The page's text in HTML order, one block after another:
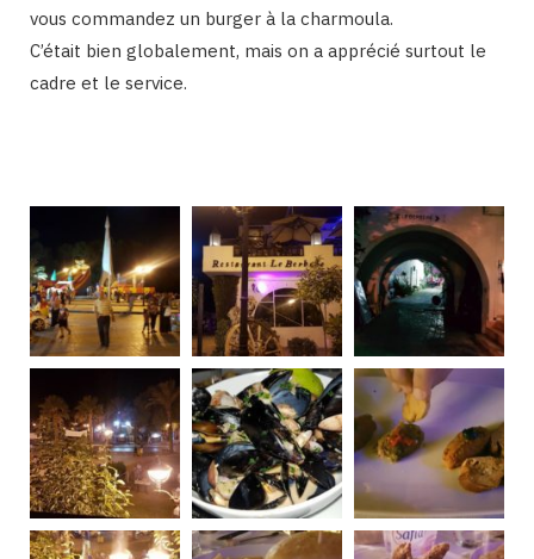
vous commandez un burger à la charmoula.
C’était bien globalement, mais on a apprécié surtout le
cadre et le service.